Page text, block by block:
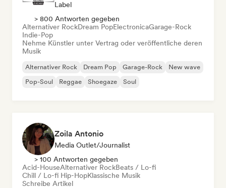
Label
> 800 Antworten gegeben
Alternativer RockDream PopElectronicaGarage-Rock
Indie-Pop
Nehme Künstler unter Vertrag oder veröffentliche deren
Musik
Alternativer Rock Dream Pop Garage-Rock
New wave
Pop-Soul
Reggae Shoegaze Soul
Zoila Antonio
Media Outlet/Journalist
> 100 Antworten gegeben
Acid-HouseAlternativer RockBeats / Lo-fi
Chill / Lo-fi Hip-HopKlassische Musik
Schreibe Artikel